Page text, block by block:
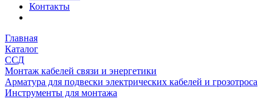
Контакты
Главная
Каталог
ССД
Монтаж кабелей связи и энергетики
Арматура для подвески электрических кабелей и грозотроса
Инструменты для монтажа